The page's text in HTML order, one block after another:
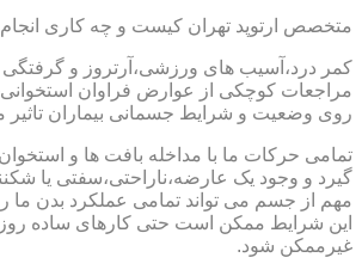
متخصص ارتوپد تهران کیست و چه کاری
کمر درد،آسیب های ورزشی،آرتروز و
مراجعات کوچکی از عوارض فراوان
روی وضعیت و شرایط جسمانی بیماران تاثیر
تمامی حرکات ما با مداخله بافت ها و
گیرد و وجود یک عارضه،ناراحتی،سفتی یا
مهم از جسم می تواند تمامی عملکرد بدن ما
این شرایط ممکن است حتی کارهای ساده
غیرممکن شود.